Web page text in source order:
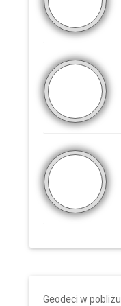
Geodeci w pobliżu